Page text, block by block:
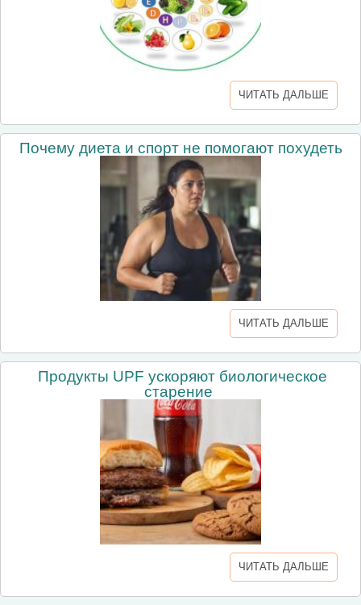
ЧИТАТЬ ДАЛЬШЕ
Почему диета и спорт не помогают похудеть
ЧИТАТЬ ДАЛЬШЕ
Продукты UPF ускоряют биологическое
старение
ЧИТАТЬ ДАЛЬШЕ